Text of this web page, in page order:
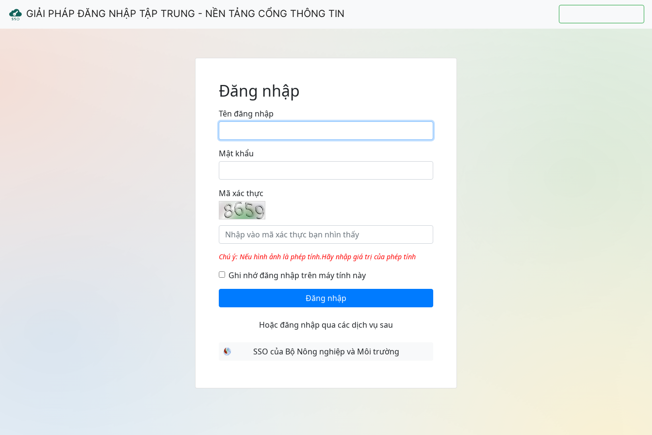
GIẢI PHÁP ĐĂNG NHẬP TẬP TRUNG - NỀN TẢNG CỔNG THÔNG TIN
Đăng nhập
Tên đăng nhập
Mật khẩu
Mã xác thực
Chú ý: Nếu hình ảnh là phép tính.Hãy nhập giá trị của phép tính
Ghi nhớ đăng nhập trên máy tính này
Đăng nhập
Hoặc đăng nhập qua các dịch vụ sau
SSO của Bộ Nông nghiệp và Môi trường